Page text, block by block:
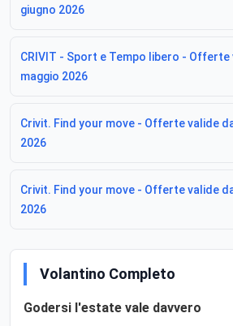
giugno 2026
CRIVIT - Sport e Tempo libero - Offerte
maggio 2026
Crivit. Find your move - Offerte valide
2026
Crivit. Find your move - Offerte valide
2026
Volantino Completo
Godersi l'estate vale davvero